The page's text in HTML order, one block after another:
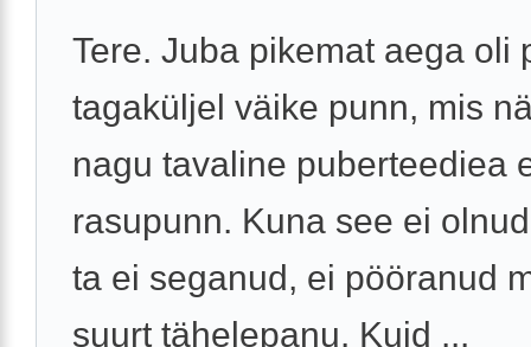
Tere. Juba pikemat aega oli
tagaküljel väike punn, mis
nagu tavaline puberteediea
rasupunn. Kuna see ei
ta ei seganud, ei pööranud
suurt tähelepanu. Kuid ...